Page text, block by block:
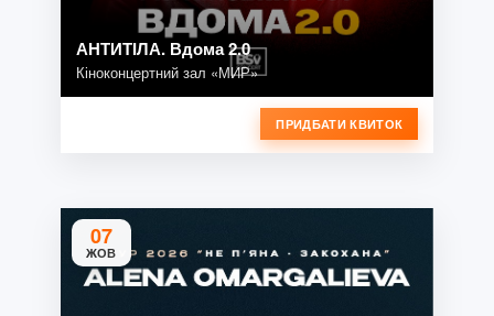
АНТИТІЛА. Вдома 2.0
Кіноконцертний зал «МИР»
ПРИДБАТИ КВИТОК
07
ЖОВ